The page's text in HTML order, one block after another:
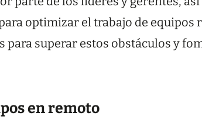
optimizar el trabajo de equipos
superar estos obstáculos y
en remoto